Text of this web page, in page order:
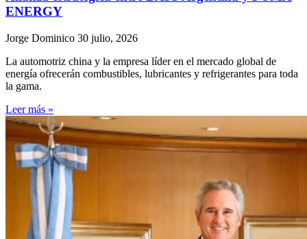
ENERGY
Jorge Dominico 30 julio, 2026
La automotriz china y la empresa líder en el mercado global de
energía ofrecerán combustibles, lubricantes y refrigerantes para toda
la gama.
Leer más »